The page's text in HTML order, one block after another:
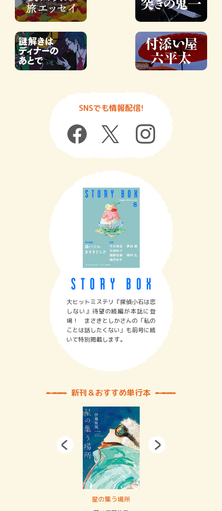
SNSでも情報配信!
大ヒットミステリ『探偵小石は恋
しない』待望の続編が本誌に登
場！ まさきとしかさんの「私の
ことは話したくない」も前号に続
いて特別掲載します。
新刊＆おすすめ単行本
星の集う場所